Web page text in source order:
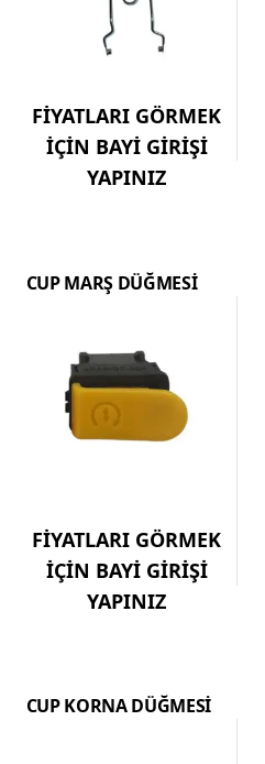
FİYATLARI GÖRMEK
İÇİN BAYİ GİRİŞİ
YAPINIZ
CUP MARŞ DÜĞMESİ
FİYATLARI GÖRMEK
İÇİN BAYİ GİRİŞİ
YAPINIZ
CUP KORNA DÜĞMESİ